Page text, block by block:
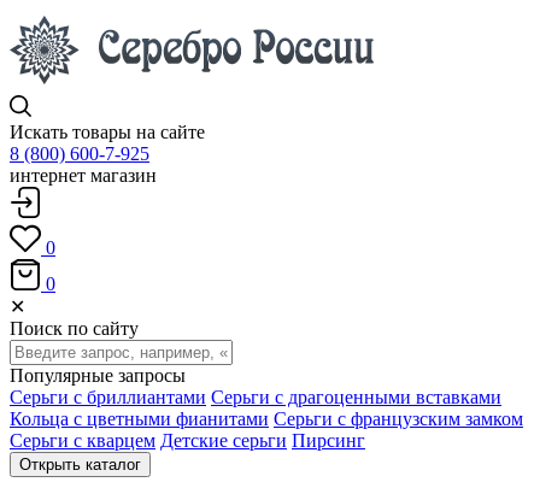
Искать товары на сайте
8 (800) 600-7-925
интернет магазин
0
0
✕
Поиск по сайту
Популярные запросы
Серьги с бриллиантами Серьги с драгоценными вставками
Кольца с цветными фианитами Серьги с французским замком
Серьги с кварцем Детские серьги Пирсинг
Открыть каталог